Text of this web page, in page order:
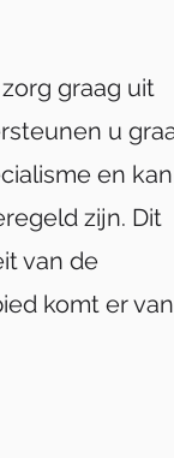
graag uit
u
en kan
zijn. Dit
van de
komt er van